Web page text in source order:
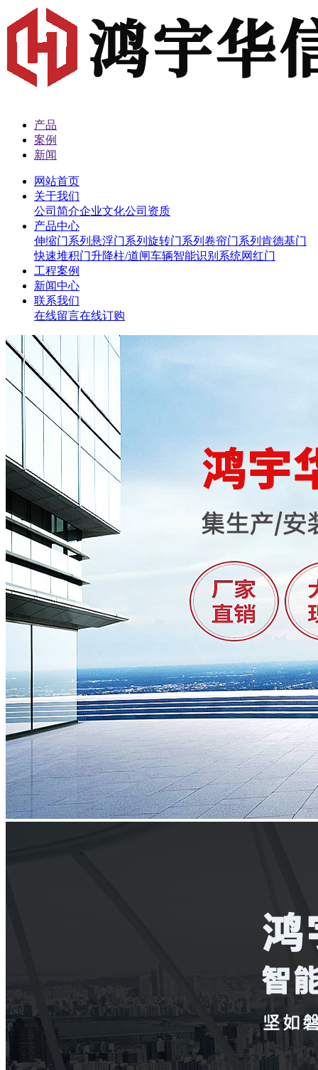
产品
案例
新闻
网站首页
关于我们
公司简介企业文化公司资质
产品中心
伸缩门系列 悬浮门系列 旋转门系列 卷帘门系列 肯德基门
快速堆积门升降柱/道闸车辆智能识别系统网红门
工程案例
新闻中心
联系我们
在线留言在线订购